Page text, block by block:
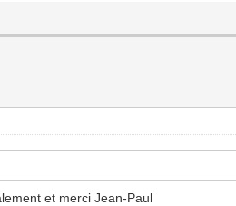
et merci Jean-Paul